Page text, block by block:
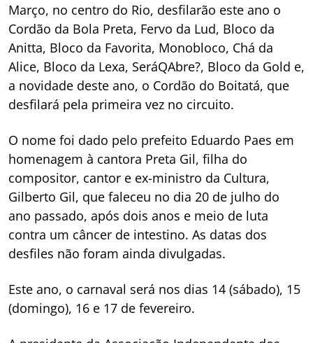
Março, no centro do Rio, desfilarão este ano o
Cordão da Bola Preta, Fervo da Lud, Bloco da
Anitta, Bloco da Favorita, Monobloco, Chá da
Alice, Bloco da Lexa, SeráQAbre?, Bloco da Gold e,
a novidade deste ano, o Cordão do Boitatá, que
desfilará pela primeira vez no circuito.
O nome foi dado pelo prefeito Eduardo Paes em
homenagem à cantora Preta Gil, filha do
compositor, cantor e ex-ministro da Cultura,
Gilberto Gil, que faleceu no dia 20 de julho do
ano passado, após dois anos e meio de luta
contra um câncer de intestino. As datas dos
desfiles não foram ainda divulgadas.
Este ano, o carnaval será nos dias 14 (sábado), 15
(domingo), 16 e 17 de fevereiro.